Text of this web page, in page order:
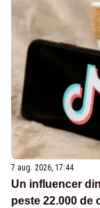
7 aug. 2026, 17:44
Un influencer
peste 22.000 de